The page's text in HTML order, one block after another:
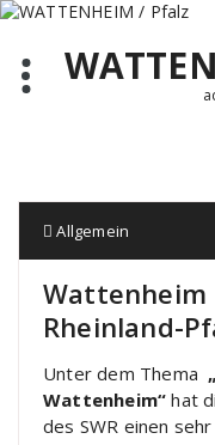
Zum
springen
Allgemein
Wattenheim
Rheinland-
Unter dem Thema
Wattenheim“ hat
des SWR einen